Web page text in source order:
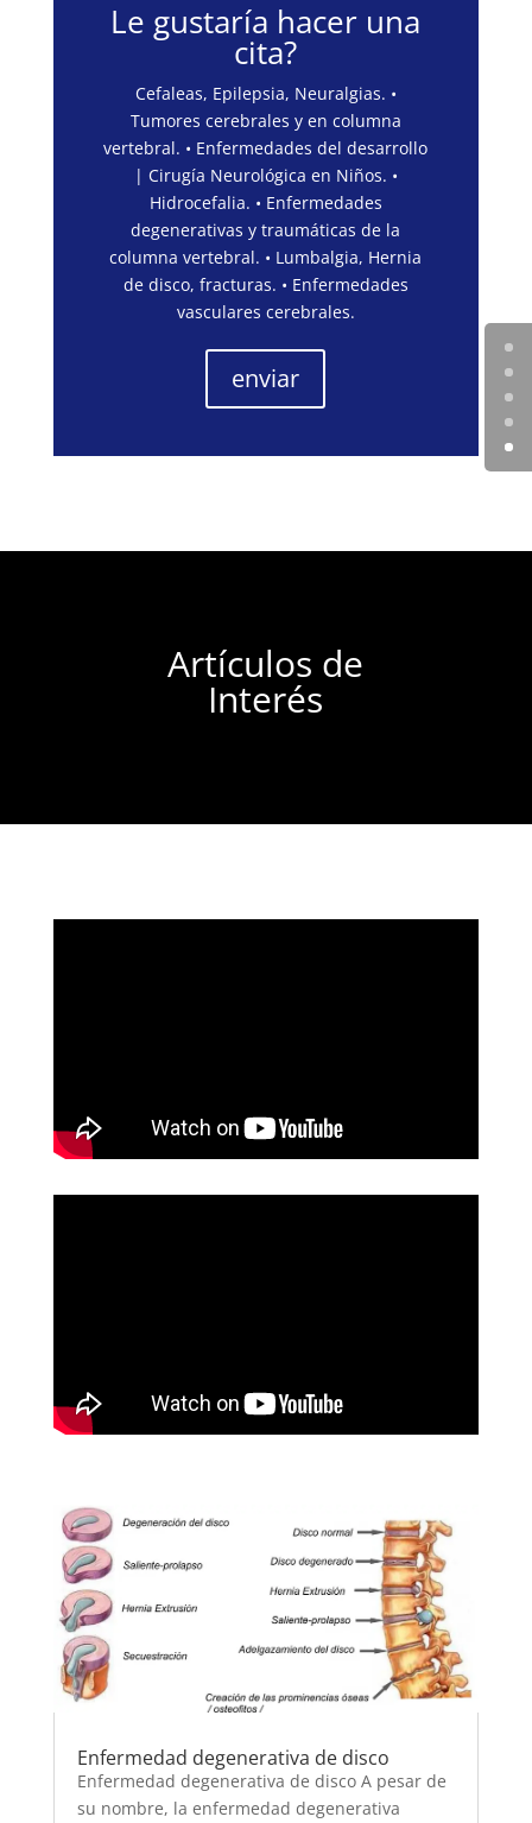
Le gustaría hacer una
cita?
Cefaleas, Epilepsia, Neuralgias. •
Tumores cerebrales y en columna
vertebral. • Enfermedades del desarrollo
| Cirugía Neurológica en Niños. •
Hidrocefalia. • Enfermedades
degenerativas y traumáticas de la
columna vertebral. • Lumbalgia, Hernia
de disco, fracturas. • Enfermedades
vasculares cerebrales.
enviar
Artículos de
Interés
Enfermedad degenerativa de disco
Enfermedad degenerativa de disco A pesar de
su nombre, la enfermedad degenerativa